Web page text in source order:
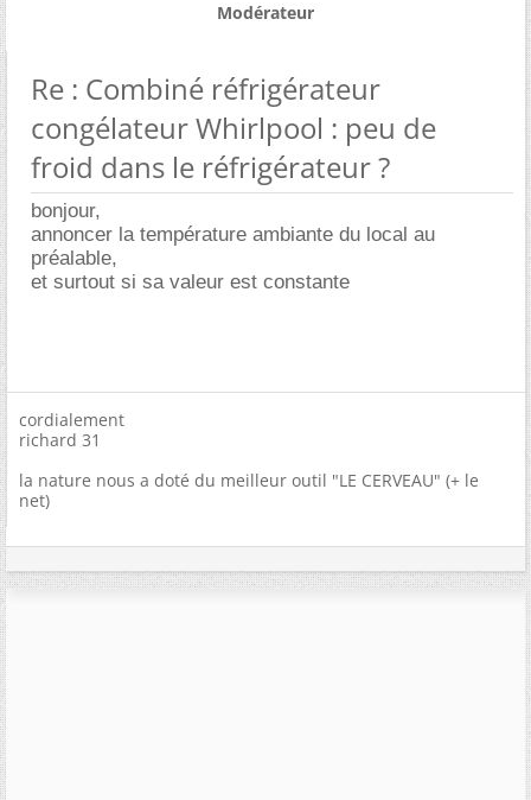
Modérateur
Re : Combiné réfrigérateur
congélateur Whirlpool : peu de
froid dans le réfrigérateur ?
bonjour,
annoncer la température ambiante du local au
préalable,
et surtout si sa valeur est constante
cordialement
richard 31
la nature nous a doté du meilleur outil "LE CERVEAU" (+ le
net)